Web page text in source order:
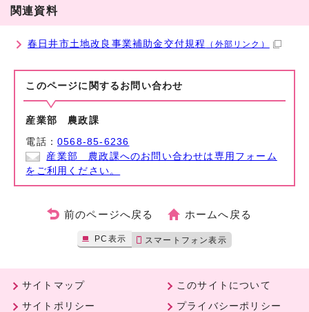
関連資料
春日井市土地改良事業補助金交付規程 （外部リンク）
このページに関する お問い合わせ
産業部 農政課
電話：0568-85-6236
産業部 農政課へのお問い合わせは専用フォーム
をご利用ください。
前のページへ戻る ホームへ戻る
PC表示 スマートフォン表示
サイトマップ
このサイトについて
サイトポリシー
プライバシーポリシー